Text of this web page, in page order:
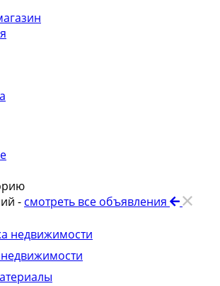
- смотреть все объявления
недвижимости